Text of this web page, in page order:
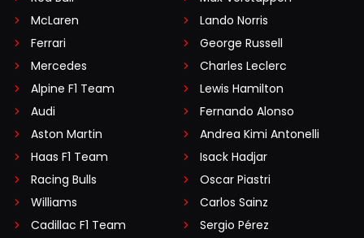
McLaren
Ferrari
Mercedes
Alpine F1 Team
Audi
Aston Martin
Haas F1 Team
Racing Bulls
Williams
Cadillac F1 Team
Lando Norris
George Russell
Charles Leclerc
Lewis Hamilton
Fernando Alonso
Andrea Kimi Antonelli
Isack Hadjar
Oscar Piastri
Carlos Sainz
Sergio Pérez